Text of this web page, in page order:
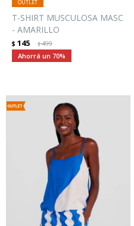
T-SHIRT MUSCULOSA MASC
- AMARILLO
$ 145 $499
70